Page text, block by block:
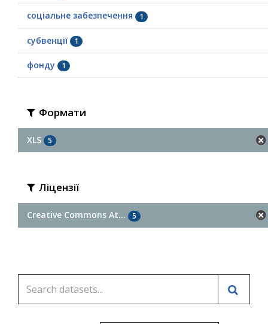
соціальне забезпечення 1
субвенції 1
фонду 1
Формати
XLS 5
Ліцензії
Creative Commons At... 5